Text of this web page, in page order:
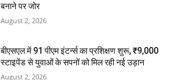
बनाने पर जोर
August 2, 2026
बीएसएल में 91 पीएम इंटर्न्स का प्रशिक्षण शुरू, ₹9,000
स्टाइपेंड से युवाओं के सपनों को मिल रही नई उड़ान
August 2, 2026